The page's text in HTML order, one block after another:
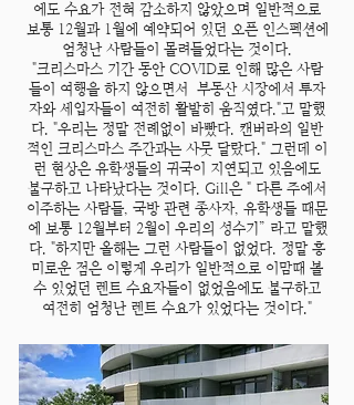
에도 수요가 전혀 감소하지 않았으며 일반적으로
보통 12월과 1월에 예약되어 있던 오픈 인스펙션에
엄청난 사람들이 몰려들었다는 것이다.
"크리스마스 기간 동안 COVID로 인해 많은 사람
들이 여행을 하지 않으면서 부동산 시장에서 투자
자와 세입자들이 여전히 활발히 움직였다."고 말했
다. "우리는 정말 전례없이 바빴다. 캔버라의 일반
적인 크리스마스 주간과는 사뭇 달랐다." 그런데 이
런 현상은 유학생들의 귀국이 지연되고 있음에도
불구하고 나타났다는 것이다. Gill은 " 다른 주에서
이주하는 사람들, 국방 관련 종사자, 유학생들 때문
에 보통 12월부터 2월이 우리의 성수기” 라고 말했
다. "하지만 올해는 그런 사람들이 없었다. 정말 흥
미로운 점은 이렇게 우리가 일반적으로 이맘때 볼
수 있었던 렌트 수요자들이 없었음에도 불구하고
여전히 엄청난 렌트 수요가 있었다는 것이다."